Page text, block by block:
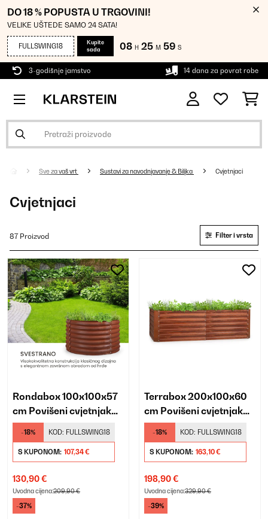
DO 18 % POPUSTA U TRGOVINI!
VELIKE UŠTEDE SAMO 24 SATA!
FULLSWING18
Kupite
sada
08 H 25 M 58 S
3-godišnje jamstvo 14 dana za povrat robe
Sve za vaš vrt Sustavi za navodnjavanje & Biljka Cvjetnjaci
Cvjetnjaci
87 Proizvod Filter i vrsta
Rondabox 100x100x57
cm Povišeni cvjetnjak
Učinak hrđe
-18% KOD: FULLSWING18
S KUPONOM: 107,34 €
130,90 €
Uvodna cijena:209,90 €
-37%
Terrabox 200x100x60
cm Povišeni cvjetnjak
Učinak hrđe
-18% KOD: FULLSWING18
S KUPONOM: 163,10 €
198,90 €
Uvodna cijena:329,90 €
-39%